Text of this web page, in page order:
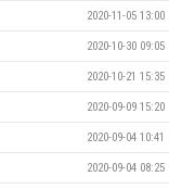
2020-11-05 13:00
2020-10-30 09:05
2020-10-21 15:35
2020-09-09 15:20
2020-09-04 10:41
2020-09-04 08:25